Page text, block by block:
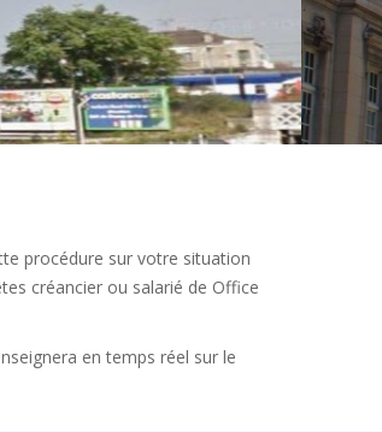
procédure sur votre situation
créancier ou salarié de Office
en temps réel sur le